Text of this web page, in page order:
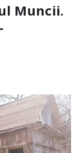
Muncii.